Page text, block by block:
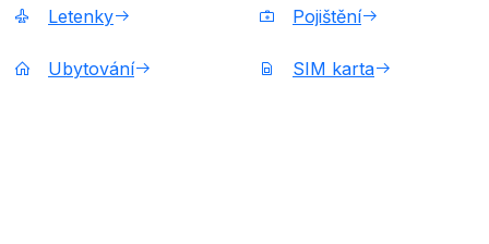
Letenky Pojištění
Ubytování SIM karta